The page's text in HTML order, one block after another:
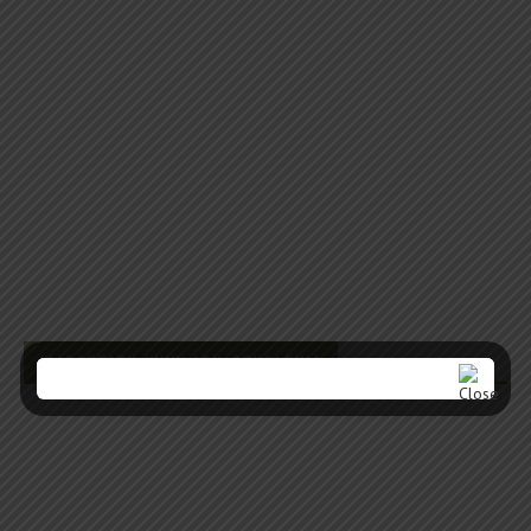
WARSZTATY, WYKŁADY, SZKOLENIA